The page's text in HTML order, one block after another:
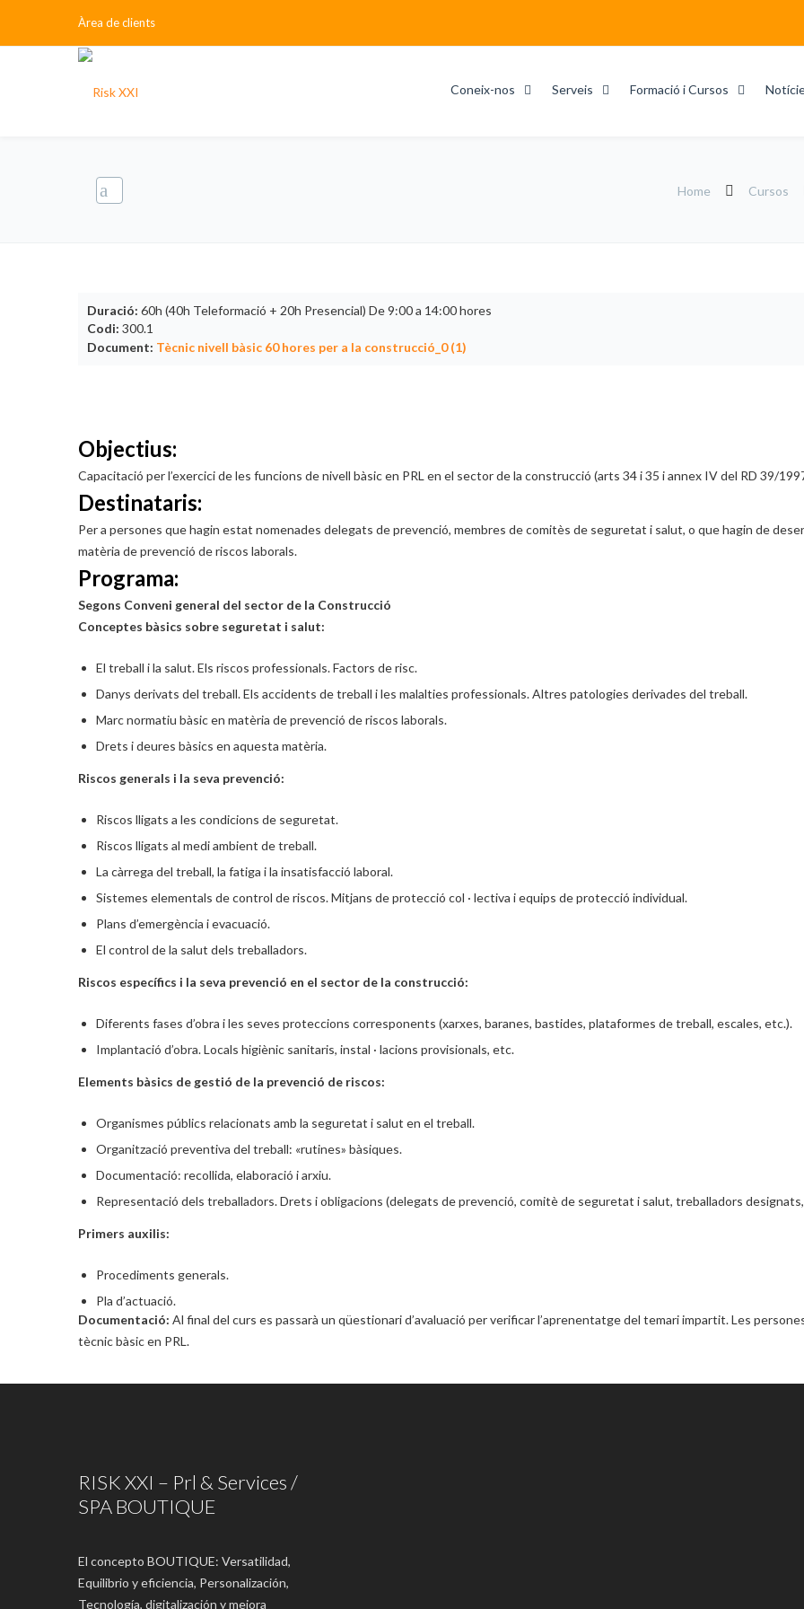
Àrea de clients
Coneix-nos Serveis Formació i Cursos
Home Cursos
Duració: 60h (40h Teleformació + 20h Presencial) De 9:00 a 14:00 hores
Codi: 300.1
Document: Tècnic nivell bàsic 60 hores per a la construcció_0 (1)
Objectius:
Capacitació per l’exercici de les funcions de nivell bàsic en PRL en el sector de la construcció (arts 34 i 35 i annex IV del RD 39/
Destinataris:
Per a persones que hagin estat nomenades delegats de prevenció, membres de comitès de seguretat i salut, o que hagin de
matèria de prevenció de riscos laborals.
Programa:
Segons Conveni general del sector de la Construcció
Conceptes bàsics sobre seguretat i salut:
El treball i la salut. Els riscos professionals. Factors de risc.
Danys derivats del treball. Els accidents de treball i les malalties professionals. Altres patologies derivades del treball.
Marc normatiu bàsic en matèria de prevenció de riscos laborals.
Drets i deures bàsics en aquesta matèria.
Riscos generals i la seva prevenció:
Riscos lligats a les condicions de seguretat.
Riscos lligats al medi ambient de treball.
La càrrega del treball, la fatiga i la insatisfacció laboral.
Sistemes elementals de control de riscos. Mitjans de protecció col · lectiva i equips de protecció individual.
Plans d’emergència i evacuació.
El control de la salut dels treballadors.
Riscos específics i la seva prevenció en el sector de la construcció:
Diferents fases d’obra i les seves proteccions corresponents (xarxes, baranes, bastides, plataformes de treball, escales, etc.).
Implantació d’obra. Locals higiènic sanitaris, instal · lacions provisionals, etc.
Elements bàsics de gestió de la prevenció de riscos:
Organismes públics relacionats amb la seguretat i salut en el treball.
Organització preventiva del treball: «rutines» bàsiques.
Documentació: recollida, elaboració i arxiu.
Representació dels treballadors. Drets i obligacions (delegats de prevenció, comitè de seguretat i salut, treballadors
Primers auxilis:
Procediments generals.
Pla d’actuació.
Documentació: Al final del curs es passarà un qüestionari d’avaluació per verificar l’aprenentatge del temari impartit. Les
tècnic bàsic en PRL.
RISK XXI – Prl & Services /
SPA BOUTIQUE
El concepto BOUTIQUE: Versatilidad,
Equilibrio y eficiencia, Personalización,
Tecnología, digitalización y mejora